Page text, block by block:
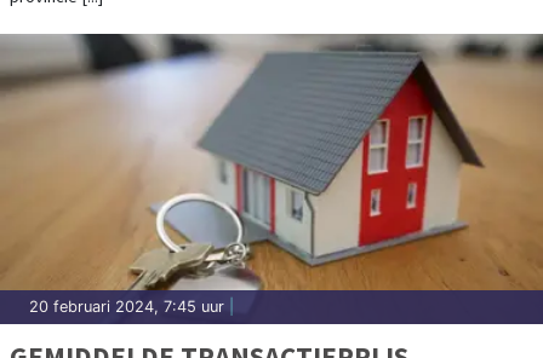
20 februari 2024, 7:45 uur